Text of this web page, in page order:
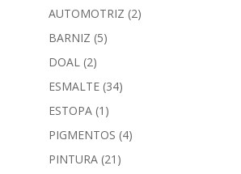
AUTOMOTRIZ (2)
BARNIZ (5)
DOAL (2)
ESMALTE (34)
ESTOPA (1)
PIGMENTOS (4)
PINTURA (21)